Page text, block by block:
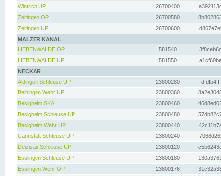
Wintrich UP
26700400
Zeltingen OP
26700580
Zeltingen UP
26700600
MALZER KANAL
LIEBENWALDE OP
581540
LIEBENWALDE UP
581550
NECKAR
Aldingen Schleuse UP
23800280
Beihingen Wehr UP
23800360
Besigheim SKA
23800460
Besigheim Schleuse UP
23800480
Besigheim Wehr UP
23800440
Cannstatt Schleuse UP
23800240
Deizisau Schleuse UP
23800120
Esslingen Schleuse UP
23800180
Esslingen Wehr OP
23800176